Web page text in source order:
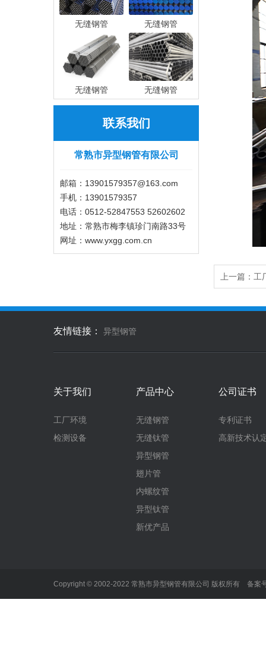
无缝钢管 无缝钢管
无缝钢管 无缝钢管
联系我们
常熟市异型钢管有限公司
邮箱：13901579357@163.com
手机：13901579357
电话：0512-52847553 52602602
地址：常熟市梅李镇珍门南路33号
网址：www.yxgg.com.cn
上一篇： 工
友情链接： 异型钢管
关于我们
工厂环境
检测设备
产品中心
无缝钢管
无缝钛管
异型钢管
翅片管
内螺纹管
异型钛管
新优产品
公司证书
专利证书
高新技术认
Copyright © 2002-2022 常熟市异型钢管有限公司 版权所有 备案